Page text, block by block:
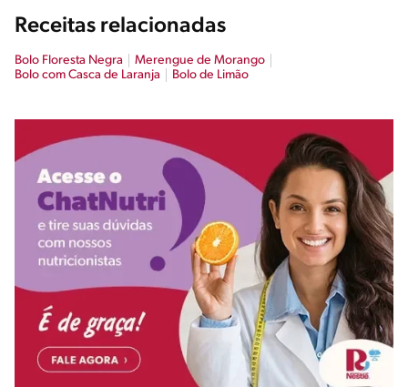
Receitas relacionadas
Bolo Floresta Negra
Merengue de Morango
Bolo com Casca de Laranja
Bolo de Limão